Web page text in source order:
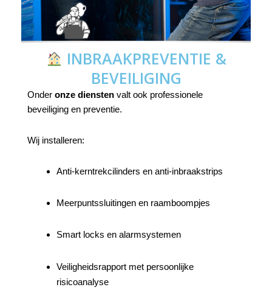
INBRAAKPREVENTIE &
BEVEILIGING
Onder onze diensten valt ook professionele
beveiliging en preventie.
Wij installeren:
Anti-kerntrekcilinders en anti-inbraakstrips
Meerpuntssluitingen en raamboompjes
Smart locks en alarmsystemen
Veiligheidsrapport met persoonlijke
risicoanalyse